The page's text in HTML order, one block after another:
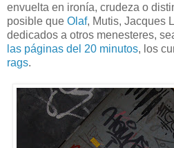
envuelta en ironía, crudeza o
posible que Olaf, Mutis, Jacques
dedicados a otros menesteres,
las páginas del 20 minutos, los
rags.